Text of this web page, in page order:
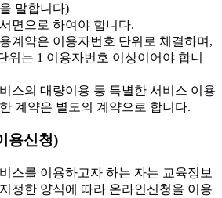
말합니다)
면으로 하여야 합니다.
계약은 이용자번호 단위로 체결하며,
위는 1 이용자번호 이상이어야 합니
스의 대량이용 등 특별한 서비스 이용
계약은 별도의 계약으로 합니다.
용신청)
스를 이용하고자 하는 자는 교육정보
정한 양식에 따라 온라인신청을 이용